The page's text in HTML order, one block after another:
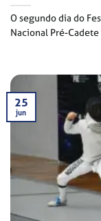
O segundo dia do
Nacional Pré-
25
jun